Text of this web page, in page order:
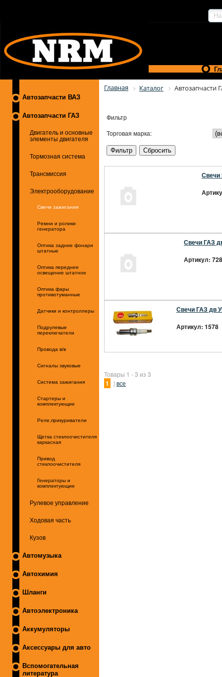
Автозапчасти ВАЗ
Автозапчасти ГАЗ
Двигатель и основные
элементы двигателя
Тормозная система
Трансмиссия
Электрооборудование
Свечи зажигания
Ремни и ролики
генератора
Оптика задние фонари
штатные
Оптика переднее
освещение штатное
Оптика фары
противотуманные
Датчики и контроллеры
Подрулевые
переключатели
Провода в/в
Сигналы звуковые
Система зажигания
Стартеры и
комплектующие
Реле,прикуриватели
Щетка стеклоочистителя
каркасная
Привод
стеклоочистителя
Генераторы и
комплектующие
Рулевое управление
Ходовая часть
Кузов
Автомузыка
Автохимия
Шланги
Автоэлектроника
Аккумуляторы
Аксессуары для авто
Вспомогательная
литература
Главная Каталог Автозапчасти
Фильтр
Торговая марка:
Свечи
Свечи ГАЗ
Артикул:
Свечи ГАЗ дв
Артикул: 1578
Товары 1 - 3 из 3
1 | все